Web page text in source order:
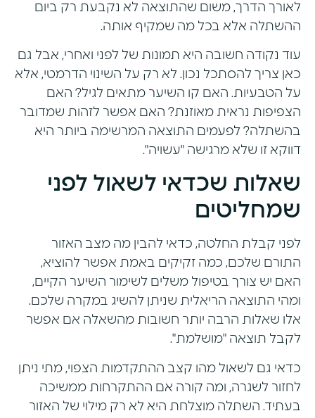
לאורך הדרך, משום שהתוצאה לא נקבעת רק ביום
ההשתלה אלא בכל מה שמקיף אותה.
עוד נקודה חשובה היא תמונות של לפני ואחרי, אבל גם
כאן צריך להסתכל נכון. לא רק על השינוי הדרמטי, אלא
על הטבעיות. האם קו השיער מתאים לגיל? האם
הצפיפות נראית מאוזנת? האם אפשר לזהות שמדובר
בהשתלה? לפעמים התוצאה המרשימה ביותר היא
דווקא זו שלא מרגישה "עשויה".
שאלות שכדאי לשאול לפני
שמחליטים
לפני קבלת החלטה, כדאי להבין מה מצב האזור
התורם שלכם, כמה זקיקים באמת אפשר להוציא,
האם יש צורך בטיפול משלים לשימור השיער הקיים,
ומהי התוצאה הריאלית שניתן להשיג במקרה שלכם.
אלו שאלות הרבה יותר חשובות מהשאלה אם אפשר
לקבל תוצאה "מושלמת".
כדאי גם לשאול מהו קצב ההתקדמות הצפוי, מתי ניתן
לחזור לשגרה, ומה קורה אם ההתקרחות ממשיכה
בעתיד. השתלה מוצלחת היא לא רק מילוי של האזור